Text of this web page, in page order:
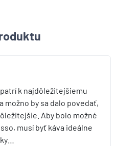
k najdôležitejšiemu
možno by sa dalo povedať,
Aby bolo možné
musí byť káva ideálne